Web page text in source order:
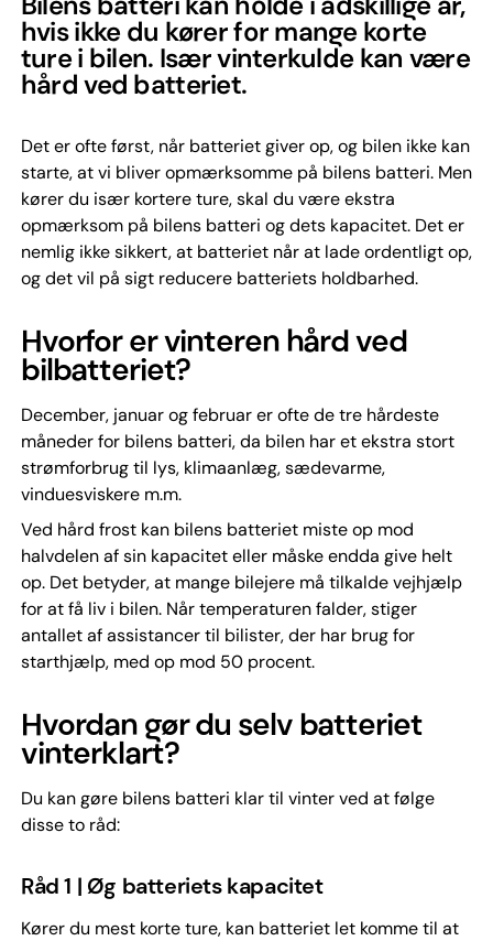
hvis ikke du kører for mange korte
ture i bilen. Især vinterkulde kan være
hård ved batteriet.
Det er ofte først, når batteriet giver op, og bilen ikke kan
starte, at vi bliver opmærksomme på bilens batteri. Men
kører du især kortere ture, skal du være ekstra
opmærksom på bilens batteri og dets kapacitet. Det er
nemlig ikke sikkert, at batteriet når at lade ordentligt op,
og det vil på sigt reducere batteriets holdbarhed.
Hvorfor er vinteren hård ved
bilbatteriet?
December, januar og februar er ofte de tre hårdeste
måneder for bilens batteri, da bilen har et ekstra stort
strømforbrug til lys, klimaanlæg, sædevarme,
vinduesviskere m.m.
Ved hård frost kan bilens batteriet miste op mod
halvdelen af sin kapacitet eller måske endda give helt
op. Det betyder, at mange bilejere må tilkalde vejhjælp
for at få liv i bilen. Når temperaturen falder, stiger
antallet af assistancer til bilister, der har brug for
starthjælp, med op mod 50 procent.
Hvordan gør du selv batteriet
vinterklart?
Du kan gøre bilens batteri klar til vinter ved at følge
disse to råd:
Råd 1 | Øg batteriets kapacitet
Kører du mest korte ture, kan batteriet let komme til at